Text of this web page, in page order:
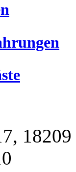
, 18209